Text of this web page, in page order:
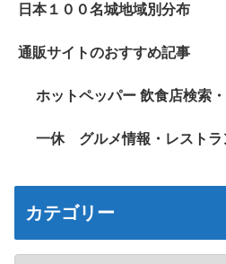
日本１００名城地域別分布
通販サイトのおすすめ記事
ホットペッパー 飲食店検索
一休 グルメ情報・レストラ
カテゴリー